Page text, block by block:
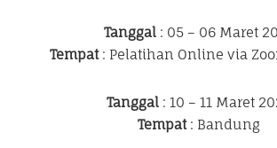
Tanggal: 05 – 06 Maret
Tempat: Pelatihan Online via
Tanggal : 10 – 11 Maret
Tempat: Bandung